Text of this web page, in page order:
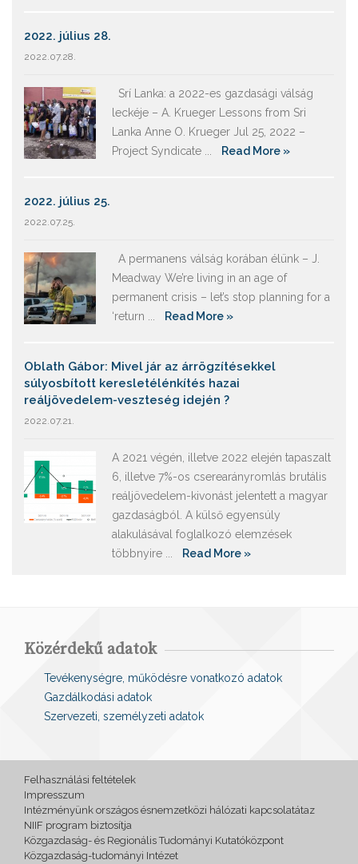
2022. július 28.
2022.07.28.
Srí Lanka: a 2022-es gazdasági válság
leckéje – A. Krueger Lessons from Sri
Lanka Anne O. Krueger Jul 25, 2022 –
Project Syndicate ...
Read More »
2022. július 25.
2022.07.25.
A permanens válság korában élünk – J.
Meadway We’re living in an age of
permanent crisis – let’s stop planning for a
‘return ...
Read More »
Oblath Gábor: Mivel jár az árrögzítésekkel
súlyosbított keresletélénkítés hazai
reáljövedelem-veszteség idején ?
2022.07.21.
A 2021 végén, illetve 2022 elején tapaszalt
6, illetve 7%-os cserearányromlás brutális
reáljövedelem-kivonást jelentett a magyar
gazdaságból. A külső egyensúly
alakulásával foglalkozó elemzések
többnyire ...
Read More »
Közérdekű adatok
Tevékenységre, működésre vonatkozó adatok
Gazdálkodási adatok
Szervezeti, személyzeti adatok
Felhasználási feltételek
Impresszum
Intézményünk országos ésnemzetközi hálózati kapcsolatátaz
NIIF program biztosítja
Közgazdaság- és Regionális Tudományi Kutatóközpont
Közgazdaság-tudományi Intézet